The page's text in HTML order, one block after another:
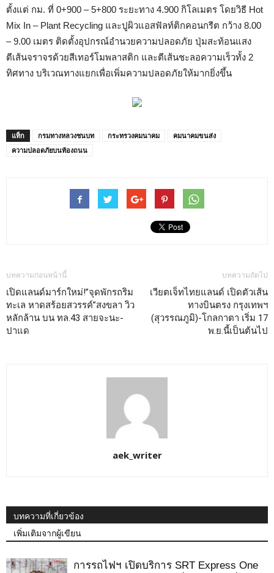
ตั้งแต่ กม. ที่ 0+900 – 5+800 ระยะทาง 4.900 กิโลเมตร โดยวิธี Hot
Mix In – Plant Recycling และปูผิวแอสฟัลท์ติกคอนกรีต กว้าง 8.00
– 9.00 เมตร ติดตั้งอุปกรณ์อำนวยความปลอดภัย ปุ่มสะท้อนแสง
ตีเส้นจราจรด้วยสีเทอร์โมพลาสติก และตีเส้นชะลอความเร็วทั้ง 2
ทิศทาง บริเวณทางแยกเพื่อเพิ่มความปลอดภัยให้มากยิ่งขึ้น
แท็ก กรมทางหลวงชนบท กระทรวงคมนาคม
คมนาคมขนส่ง
ความปลอดภัยบนท้องถนน
บทความก่อนหน้านี้
เปิดแลนด์มาร์กใหม่!”จุดพักรถริม
ทะเล หาดสร้อยสวรรค์”สงขลา วิว
หลักล้าน บน ทล.43 สายจะนะ-
ปาแด
บทความถัดไป
เวียตเจ็ทไทยแลนด์ เปิดตัวเส้น
ทางบินตรง กรุงเทพฯ
(สุวรรณภูมิ)-โกลกาตา เริ่ม 17
พ.ย.นี้เป็นต้นไป
aek_writer
บทความที่เกี่ยวข้อง
เพิ่มเติมจากผู้เขียน
การรถไฟฯ เปิดบริการ SRT Express One